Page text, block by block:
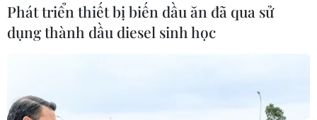
Phát triển thiết bị biến dầu ăn đã qua sử
dụng thành dầu diesel sinh học